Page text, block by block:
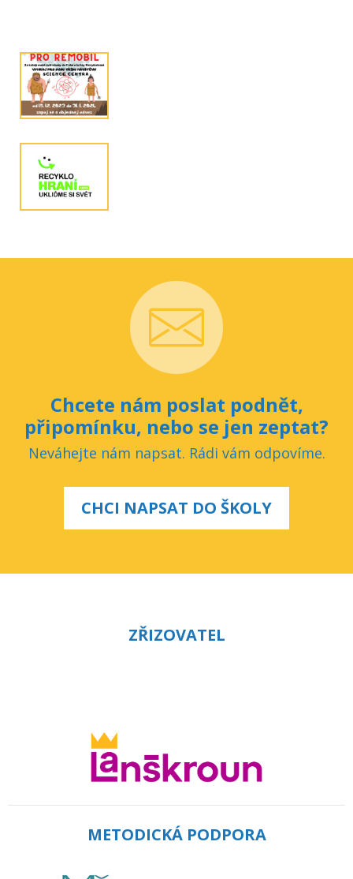
Chcete nám poslat podnět,
připomínku, nebo se jen zeptat?
Neváhejte nám napsat. Rádi vám odpovíme.
CHCI NAPSAT DO ŠKOLY
ZŘIZOVATEL
METODICKÁ PODPORA